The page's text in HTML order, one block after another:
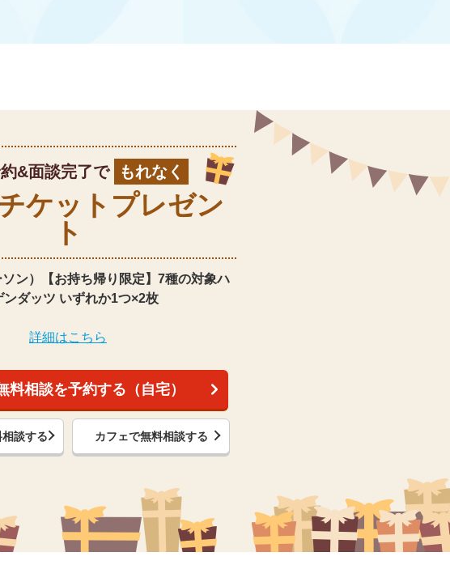
&面談完了で もれなく
ケット プレゼン
ト
ン）【お持ち帰り限定】 7種の対象ハ
ンダッツ いずれか1つ×2枚
詳細はこちら
料相談を予約する（自宅）
談する カフェで無料相談する